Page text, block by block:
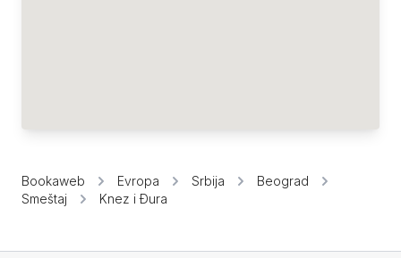
Bookaweb Evropa Srbija
Beograd
Smeštaj
Knez i Đura